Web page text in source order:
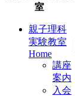
室
親子理科
実験教室
Home
講座
案内
入会